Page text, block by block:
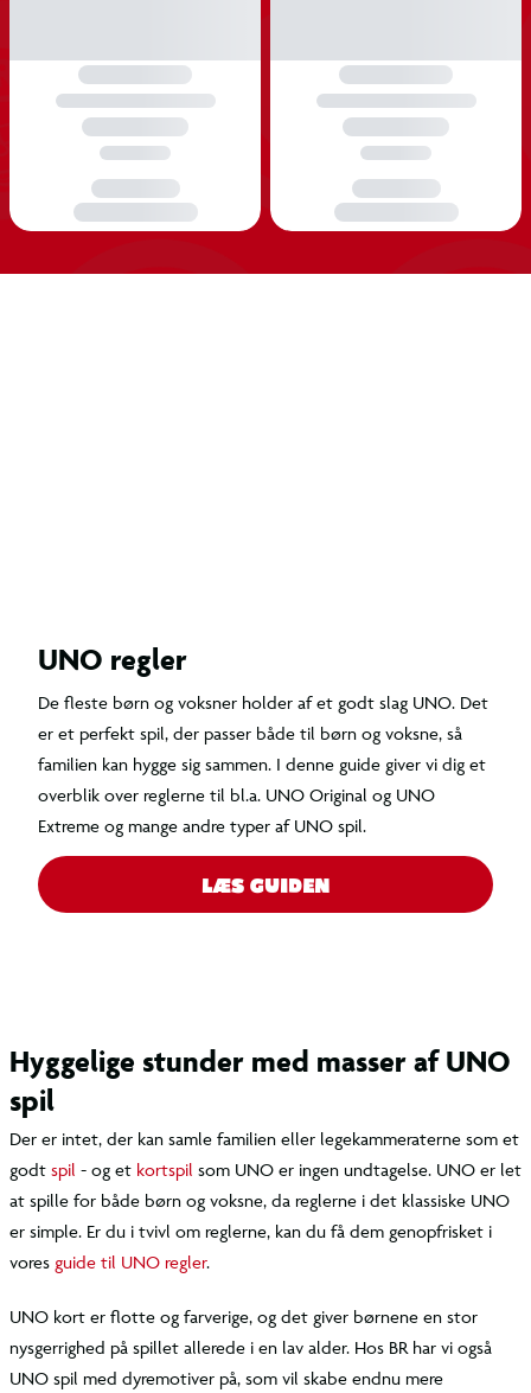
UNO regler
De fleste børn og voksner holder af et godt slag UNO. Det
er et perfekt spil, der passer både til børn og voksne, så
familien kan hygge sig sammen. I denne guide giver vi dig et
overblik over reglerne til bl.a. UNO Original og UNO
Extreme og mange andre typer af UNO spil.
LÆS GUIDEN
Hyggelige stunder med masser af UNO
spil
Der er intet, der kan samle familien eller legekammeraterne som et
godt spil - og et kortspil som UNO er ingen undtagelse. UNO er let
at spille for både børn og voksne, da reglerne i det klassiske UNO
er simple. Er du i tvivl om reglerne, kan du få dem genopfrisket i
vores guide til UNO regler.
nysgerrighed på spillet allerede i en lav alder. Hos BR har vi også
UNO spil med dyremotiver på, som vil skabe endnu mere
begejstring hos børnene. De fine motiver af giraffer, næsehorn,